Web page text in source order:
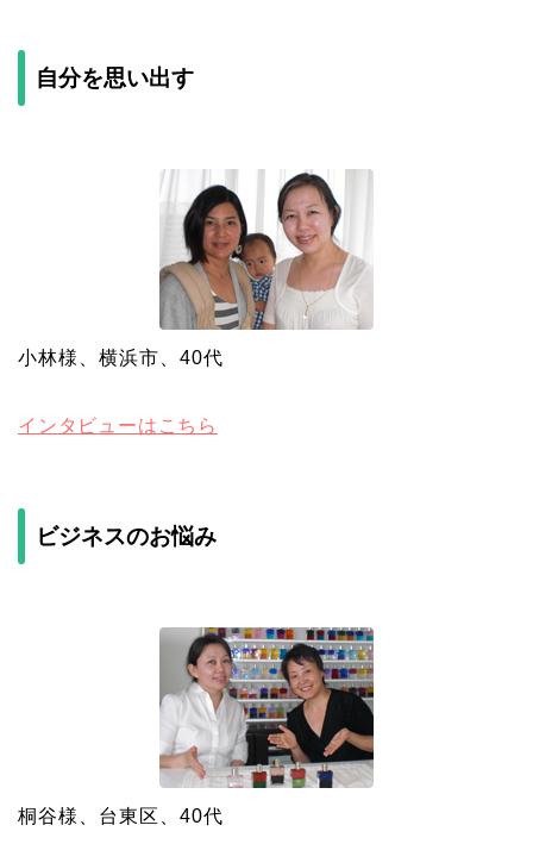
自分を思い出す
小林様、横浜市、40代
インタビューはこちら
ビジネスのお悩み
桐谷様、台東区、40代